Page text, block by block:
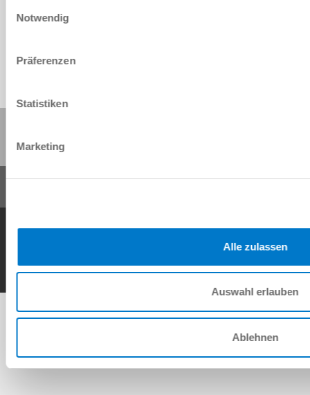
Notwendig
Präferenzen
Statistiken
Marketing
Alle zulassen
Auswahl erlauben
Ablehnen